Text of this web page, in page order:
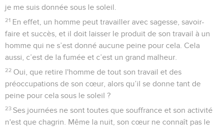
je me suis donnée sous le soleil.
21 En effet, un homme peut travailler avec sagesse, savoir-
faire et succès, et il doit laisser le produit de son travail à un
homme qui ne s’est donné aucune peine pour cela. Cela
aussi, c’est de la fumée et c’est un grand malheur.
22 Oui, que retire l'homme de tout son travail et des
préoccupations de son cœur, alors qu’il se donne tant de
peine pour cela sous le soleil ?
23 Ses journées ne sont toutes que souffrance et son activité
n'est que chagrin. Même la nuit, son cœur ne connaît pas le